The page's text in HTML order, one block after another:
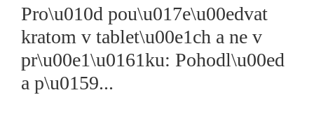
Pro\u010d pou\u017e\u00edvat
kratom v tablet\u00e1ch a ne v
pr\u00e1\u0161ku: Pohodl\u00ed
a p\u0159...